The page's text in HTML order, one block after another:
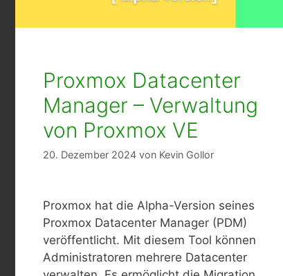
Proxmox Datacenter
Manager – Verwaltung
von Proxmox VE
20. Dezember 2024 von Kevin Gollor
Proxmox hat die Alpha-Version seines
Proxmox Datacenter Manager (PDM)
veröffentlicht. Mit diesem Tool können
Administratoren mehrere Datacenter